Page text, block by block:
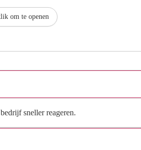
om te openen
sneller reageren.